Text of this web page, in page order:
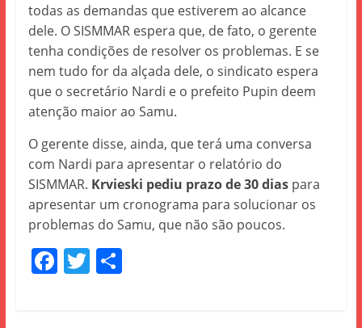
todas as demandas que estiverem ao alcance
dele. O SISMMAR espera que, de fato, o gerente
tenha condições de resolver os problemas. E se
nem tudo for da alçada dele, o sindicato espera
que o secretário Nardi e o prefeito Pupin deem
atenção maior ao Samu.
O gerente disse, ainda, que terá uma conversa
com Nardi para apresentar o relatório do
SISMMAR. Krvieski pediu prazo de 30 diaspara
apresentar um cronograma para solucionar os
problemas do Samu, que não são poucos.
F T S